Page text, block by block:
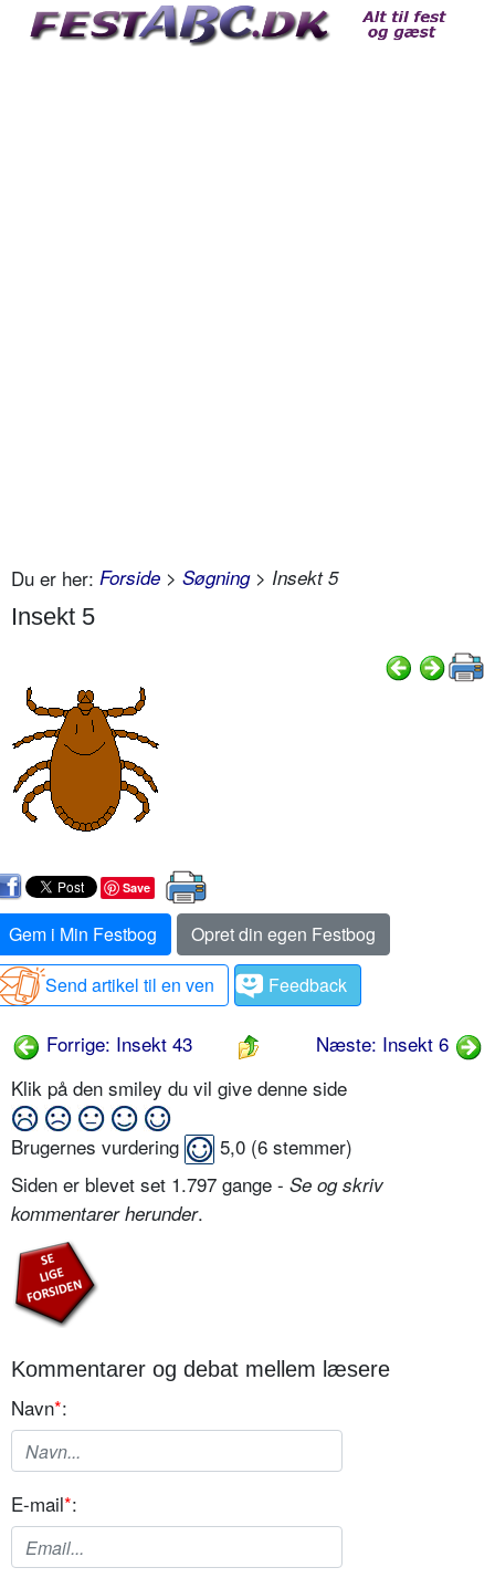
Du er her: Forside > Søgning> Insekt 5
Insekt 5
Save
Gem i Min Festbog
Opret din egen Festbog
Send artikel til en ven
Feedback
Forrige: Insekt 43
Næste: Insekt 6
Klik på den smiley du vil give denne side
Brugernes vurdering 5,0 (6 stemmer)
Siden er blevet set 1.797 gange - Se og skriv
kommentarer herunder.
Kommentarer og debat mellem læsere
Navn*:
E-mail*: